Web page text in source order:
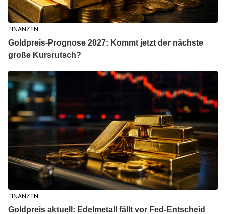
FINANZEN
Goldpreis-Prognose 2027: Kommt jetzt der nächste
große Kursrutsch?
FINANZEN
Goldpreis aktuell: Edelmetall fällt vor Fed-Entscheid